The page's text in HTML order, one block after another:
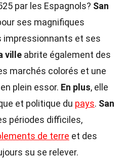
par les Espagnols? San
ses magnifiques
impressionnants et ses
ville abrite également des
marchés colorés et une
plein essor. En plus, elle
et politique du pays. San
périodes difficiles,
de terre et des
su se relever.